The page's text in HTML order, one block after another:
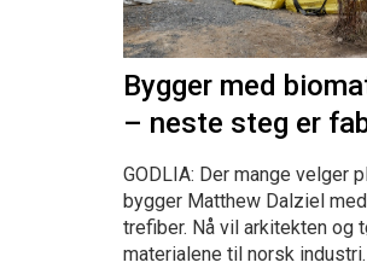
Bygger med
– neste steg er
GODLIA: Der mange velger
bygger Matthew Dalziel
trefiber. Nå vil arkitekten og
materialene til norsk industri.